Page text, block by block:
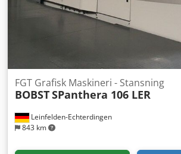
Leinfelden-Echterdingen
843 km
FGT Grafisk Maskineri - Stansning
BOBSTSPanthera 106 LER